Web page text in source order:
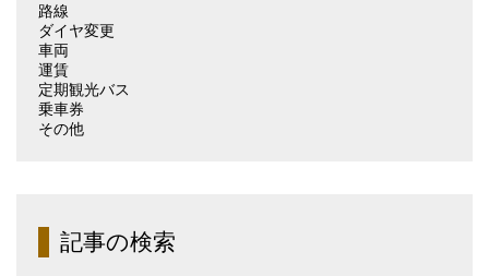
路線
ダイヤ変更
車両
運賃
定期観光バス
乗車券
その他
記事の検索